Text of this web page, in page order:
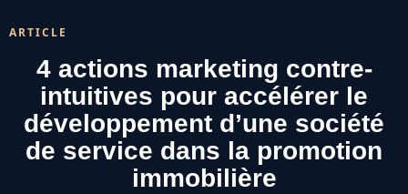
ARTICLE
4 actions marketing contre-
intuitives pour accélérer le
développement d’une société
de service dans la promotion
immobilière